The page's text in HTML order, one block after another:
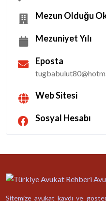
Mezun Olduğu
Mezuniyet Yılı
Eposta
Web Sitesi
Sosyal Hesabı
Sitemize avukat kaydı ve